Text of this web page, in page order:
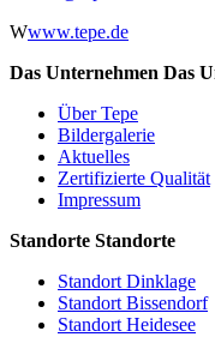
Wwww.tepe.de
Das Unternehmen Das
Über Tepe
Bildergalerie
Aktuelles
Zertifizierte Qualität
Impressum
Standorte Standorte
Standort Dinklage
Standort Bissendorf
Standort Heidesee